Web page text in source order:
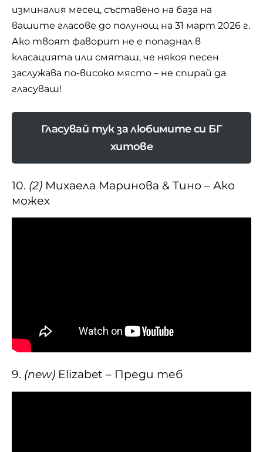
изминалия месец, съставено на база на
вашите гласове до полунощ на 31 март 2026 г.
Ако твоят фаворит не е попаднал в
класацията или смяташ, че някоя песен
заслужава по-високо място – не спирай да
гласуваш!
Гласувай тук за любимите си БГ
хитове
10. (2) Михаела Маринова & Тино – Ако
можех
9. (new) Elizabet – Преди теб